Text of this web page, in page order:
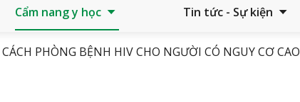
Cẩm nang y học Tin tức - Sự kiện
CÁCH PHÒNG BỆNH HIV CHO NGƯỜI CÓ NGUY CƠ CAO